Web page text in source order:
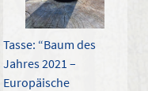
Tasse: “Baum des
Jahres 2021 –
Europäische